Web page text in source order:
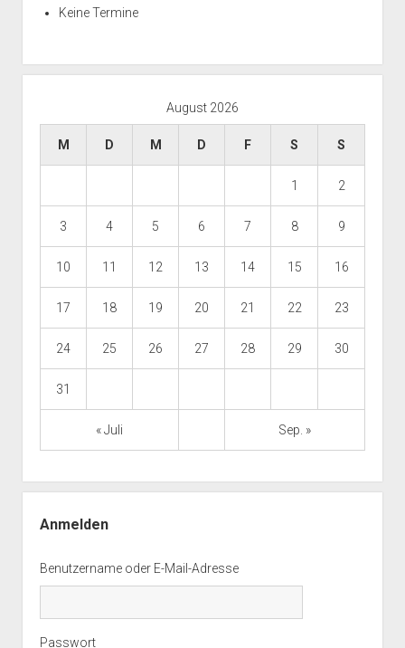
Keine Termine
August 2026
M D M D F S S
1 2
3 4 5 6 7 8 9
10 11 12 13 14 15 16
17 18 19 20 21 22 23
24 25 26 27 28 29 30
31
« Juli Sep. »
Anmelden
Benutzername oder E-Mail-Adresse
Passwort